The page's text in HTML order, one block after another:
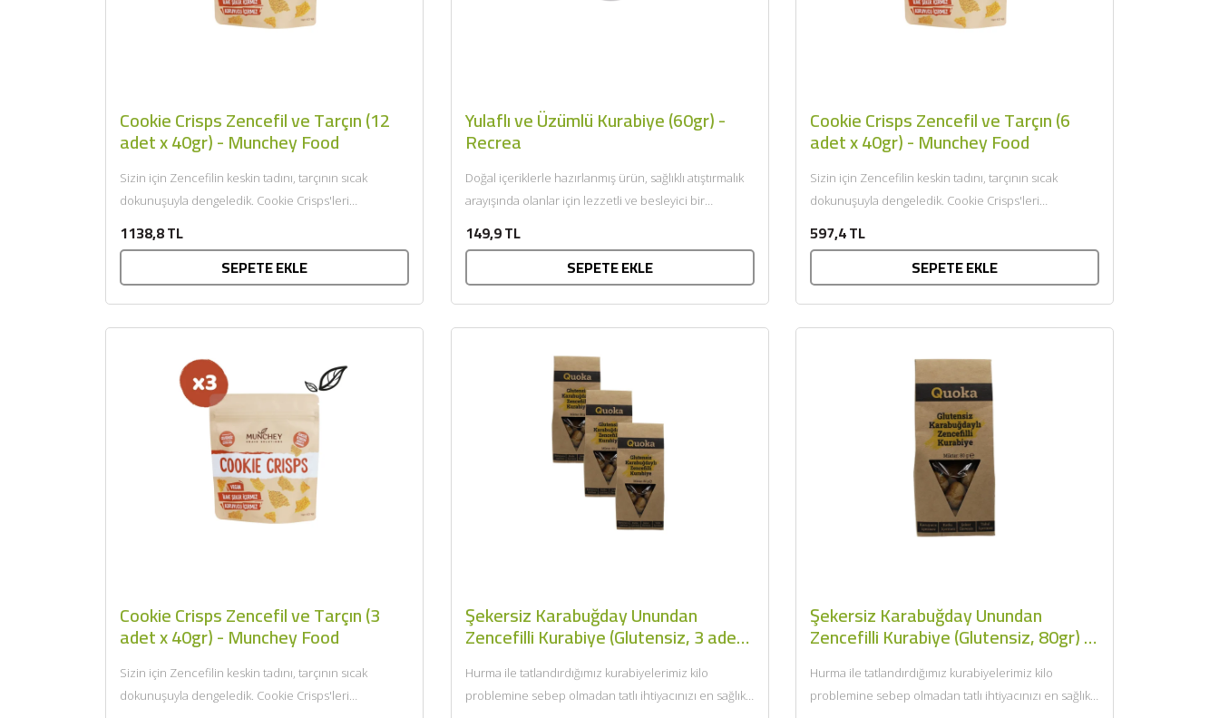
Cookie Crisps Zencefil ve Tarçın (12
adet x 40gr) - Munchey Food
Sizin için Zencefilin keskin tadını, tarçının sıcak
dokunuşuyla dengeledik. Cookie Crisps'leri
1138,8 TL
SEPETE EKLE
Yulaflı ve Üzümlü Kurabiye (60gr) -
Recrea
Doğal içeriklerle hazırlanmış ürün, sağlıklı atıştırmalık
arayışında olanlar için lezzetli ve besleyici bir
149,9 TL
SEPETE EKLE
Cookie Crisps Zencefil ve Tarçın (6
adet x 40gr) - Munchey Food
Sizin için Zencefilin keskin tadını, tarçının sıcak
dokunuşuyla dengeledik. Cookie Crisps'leri
597,4 TL
SEPETE EKLE
Cookie Crisps Zencefil ve Tarçın (3
adet x 40gr) - Munchey Food
Sizin için Zencefilin keskin tadını, tarçının sıcak
dokunuşuyla dengeledik. Cookie Crisps'leri
Şekersiz Karabuğday Unundan
Zencefilli Kurabiye (Glutensiz, 3 adet
Hurma ile tatlandırdığımız kurabiyelerimiz kilo
problemine sebep olmadan tatlı ihtiyacınızı en sağlıklı
Şekersiz Karabuğday Unundan
Zencefilli Kurabiye (Glutensiz, 80gr) -
Hurma ile tatlandırdığımız kurabiyelerimiz kilo
problemine sebep olmadan tatlı ihtiyacınızı en sağlıklı
2320,00 TL
2100,00 TL
Sızma Zeytinyağı (2025
Yeni Hasat, Güney Ege, 5
Litre) - AtcaNova
SEPETE EKLE